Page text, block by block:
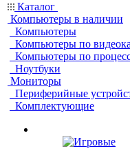
Каталог
Компьютеры в наличии
Компьютеры
Компьютеры по
Компьютеры по
Ноутбуки
Мониторы
Периферийные
Комплектующие